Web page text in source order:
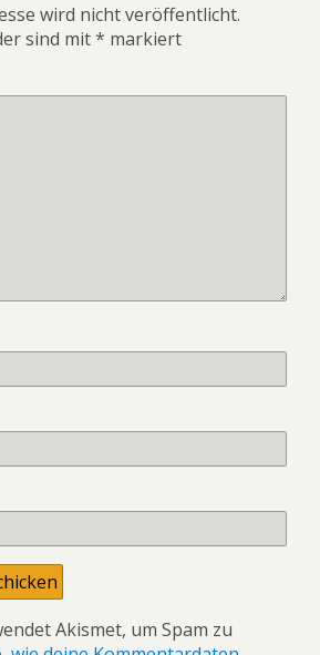
wird nicht veröffentlicht.
sind mit* markiert
Akismet, um Spam zu